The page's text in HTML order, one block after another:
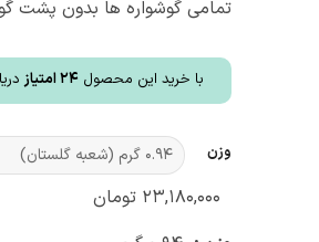
تمامی گوشواره ها بدون پشت
با خرید این محصول 24امتیاز
وزن
۲۳,۱۸۰,۰۰۰ تومان